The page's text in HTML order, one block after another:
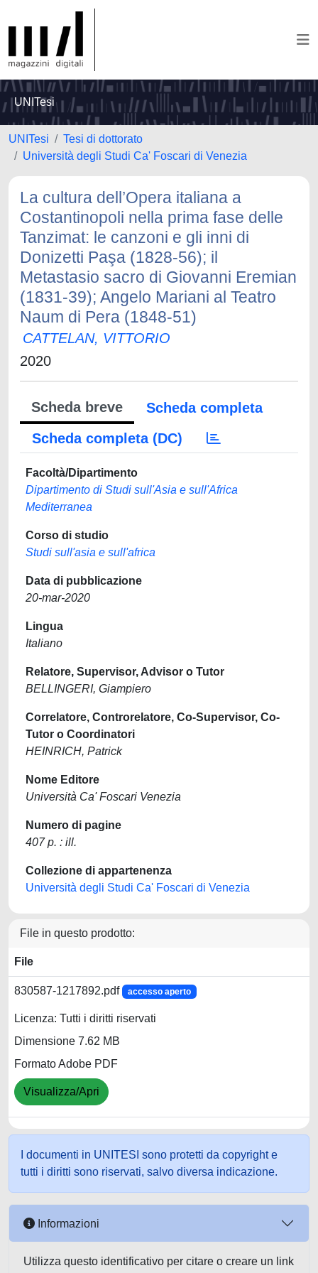
UNITesi
UNITesi
Tesi di dottorato
Università degli Studi Ca' Foscari di Venezia
La cultura dell’Opera italiana a
Costantinopoli nella prima fase delle
Tanzimat: le canzoni e gli inni di
Donizetti Paşa (1828-56); il
Metastasio sacro di Giovanni Eremian
(1831-39); Angelo Mariani al Teatro
Naum di Pera (1848-51)
CATTELAN, VITTORIO
2020
Scheda breve
Scheda completa
Scheda completa (DC)
Facoltà/Dipartimento
Dipartimento di Studi sull'Asia e sull'Africa
Mediterranea
Corso di studio
Studi sull'asia e sull'africa
Data di pubblicazione
20-mar-2020
Lingua
Italiano
Relatore, Supervisor, Advisor o Tutor
BELLINGERI, Giampiero
Correlatore, Controrelatore, Co-Supervisor, Co-
Tutor o Coordinatori
HEINRICH, Patrick
Nome Editore
Università Ca' Foscari Venezia
Numero di pagine
407 p. : ill.
Collezione di appartenenza
Università degli Studi Ca' Foscari di Venezia
File in questo prodotto:
File
830587-1217892.pdf accesso aperto
Licenza: Tutti i diritti riservati
Dimensione 7.62 MB
Formato Adobe PDF
Visualizza/Apri
I documenti in UNITESI sono protetti da copyright e
tutti i diritti sono riservati, salvo diversa indicazione.
Informazioni
Utilizza questo identificativo per citare o creare un link